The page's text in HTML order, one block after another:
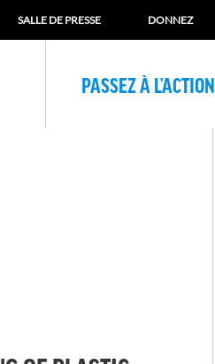
SALLE DE PRESSE DONNEZ
PASSEZ À L’ACTION